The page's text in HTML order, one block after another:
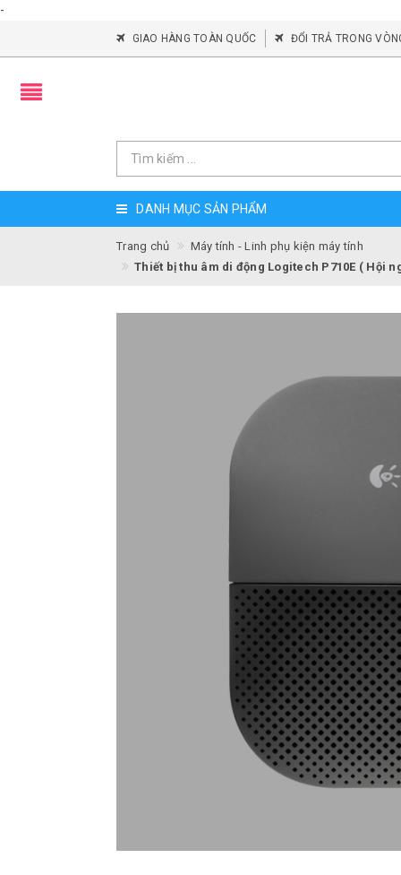
-
GIAO HÀNG TOÀN QUỐC ĐỔI TRẢ TRONG
DANH MỤC SẢN PHẨM
Trang chủ
Máy tính - Linh phụ kiện máy tính
Thiết bị thu âm di động Logitech P710E ( Hội